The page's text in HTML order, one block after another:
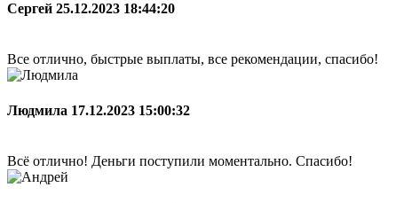
Сергей 25.12.2023 18:44:20
Все отлично, быстрые выплаты, все рекомендации, спасибо!
Людмила 17.12.2023 15:00:32
Всё отлично! Деньги поступили моментально. Спасибо!